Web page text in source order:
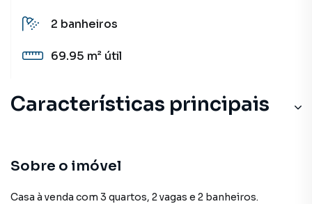
2 banheiros
69.95 m² útil
Características principais
Sobre o imóvel
Casa à venda com 3 quartos, 2 vagas e 2 banheiros.